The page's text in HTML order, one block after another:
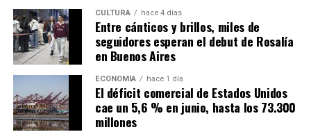
CULTURA hace 4 días
Entre cánticos y brillos, miles de
seguidores esperan el debut de Rosalía
en Buenos Aires
ECONOMÍA hace 1 día
El déficit comercial de Estados Unidos
cae un 5,6 % en junio, hasta los 73.300
millones